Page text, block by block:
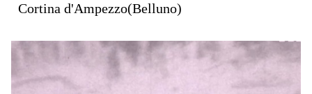
Cortina d'Ampezzo(Belluno)